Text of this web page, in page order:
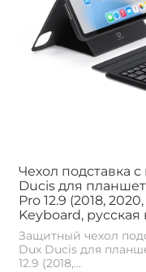
Чехол подставка
Ducis для
Pro 12.9 (2018,
Keyboard, русская
Защитный чехол
Dux Ducis для
12.9 (2018,...